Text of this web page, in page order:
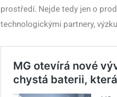
prostředí. Nejde tedy jen o
technologickými partnery,